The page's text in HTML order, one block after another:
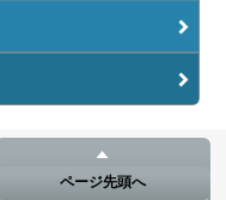
ページ先頭へ